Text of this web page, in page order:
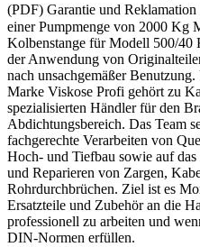
(PDF) Garantie und
einer Pumpmenge von 2000 Kg
Kolbenstange für Modell 500/40
der Anwendung von
nach unsachgemäßer
Marke Viskose Profi gehört zu
spezialisierten Händler für den
Abdichtungsbereich. Das Team
fachgerechte Verarbeiten von
Hoch- und Tiefbau sowie auf
und Reparieren von Zargen,
Rohrdurchbrüchen. Ziel ist es
Ersatzteile und Zubehör an die
professionell zu arbeiten und
DIN-Normen erfüllen.